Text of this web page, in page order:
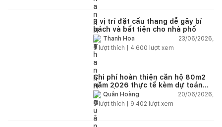
3 vị trí đặt cầu thang dễ gây bí
bách và bất tiện cho nhà phố
Thanh Hoa
23/06/2026,
5 lượt thích | 4.600 lượt xem
Chi phí hoàn thiện căn hộ 80m2
năm 2026 thực tế kèm dự toán
chi tiết từng hạng mục
Quân Hoàng
20/06/2026,
9lượt thích | 9.402 lượt xem